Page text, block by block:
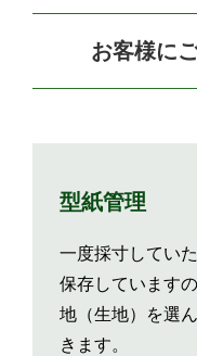
お客様に
型紙管理
一度採寸してい
保存しています
地（生地）を選
きます。